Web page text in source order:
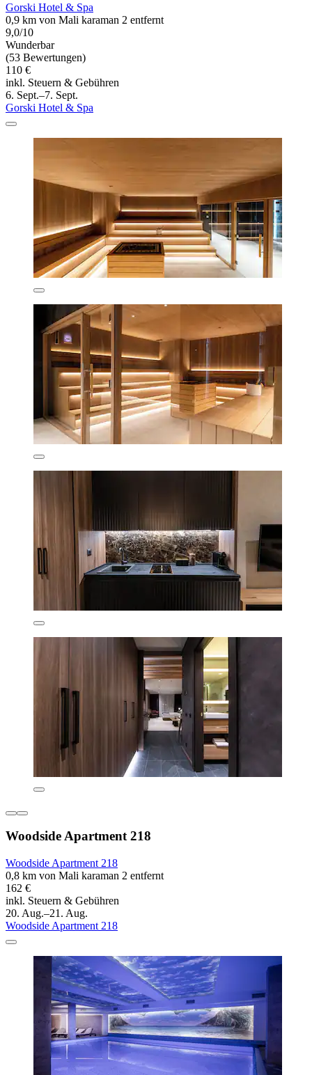
Gorski Hotel & Spa
0,9 km von Mali karaman 2 entfernt
9,0/10
Wunderbar
(53 Bewertungen)
110 €
inkl. Steuern & Gebühren
6. Sept.–7. Sept.
Gorski Hotel & Spa
Woodside Apartment 218
Woodside Apartment 218
0,8 km von Mali karaman 2 entfernt
162 €
inkl. Steuern & Gebühren
20. Aug.–21. Aug.
Woodside Apartment 218